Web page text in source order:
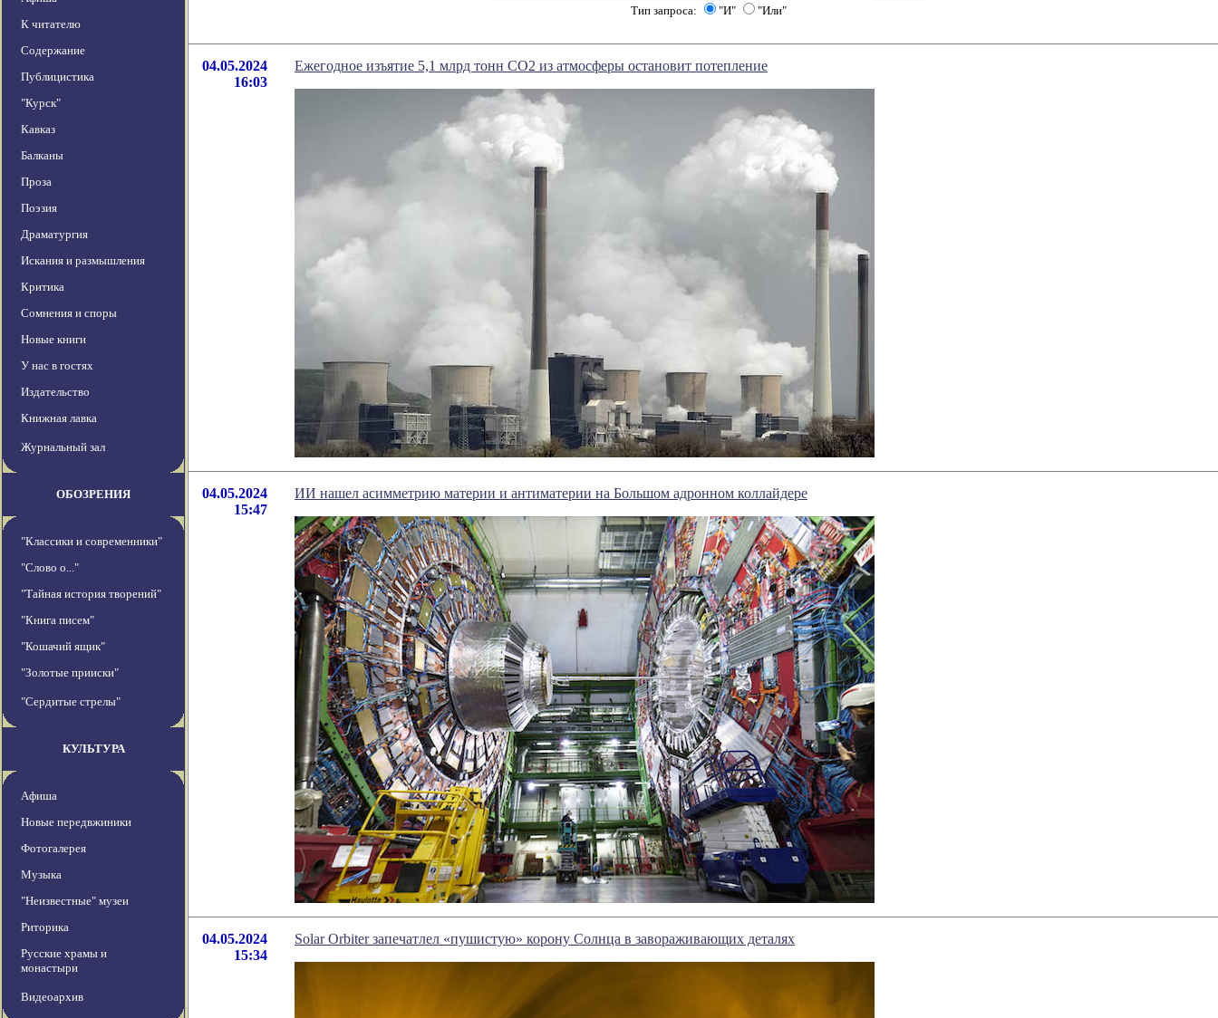
К читателю
Содержание
Публицистика
"Курск"
Кавказ
Балканы
Проза
Поэзия
Драматургия
Искания и размышления
Критика
Сомнения и споры
Новые книги
У нас в гостях
Издательство
Книжная лавка
Журнальный зал
ОБОЗРЕНИЯ
"Классики и современники"
"Слово о..."
"Тайная история творений"
"Книга писем"
"Кошачий ящик"
"Золотые прииски"
"Сердитые стрелы"
КУЛЬТУРА
Афиша
Новые передвжиники
Фотогалерея
Музыка
"Неизвестные" музеи
Риторика
Русские храмы и
монастыри
Видеоархив
Тип запроса: "И" "Или"
04.05.2024
16:03
Ежегодное изъятие 5,1 млрд тонн СО2 из атмосферы остановит потепление
04.05.2024
15:47
ИИ нашел асимметрию материи и антиматерии на Большом адронном коллайдере
04.05.2024
15:34
Solar Orbiter запечатлел «пушистую» корону Солнца в завораживающих деталях